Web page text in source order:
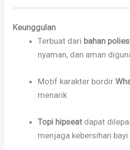
Keunggulan
Terbuat dari bahan
nyaman, dan aman
Motif karakter bordir
menarik
Topi hipseat dapat
menjaga kebersihan bayi